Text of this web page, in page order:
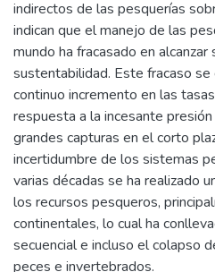
indirectos de las pesquerías
indican que el manejo de las
mundo ha fracasado en
sustentabilidad. Este fracaso
continuo incremento en las
respuesta a la incesante
grandes capturas en el corto
incertidumbre de los sistemas
varias décadas se ha realizado
los recursos pesqueros,
continentales, lo cual ha
secuencial e incluso el colapso
peces e invertebrados.